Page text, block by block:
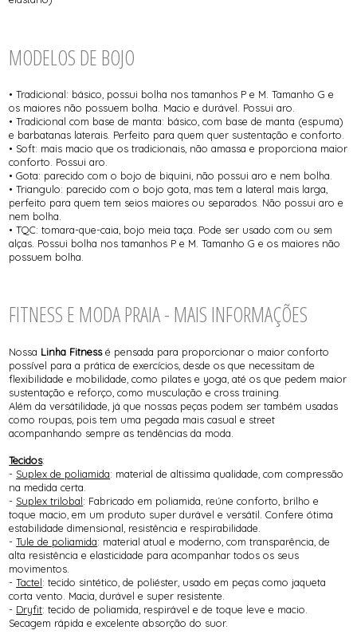
MODELOS DE BOJO
• Tradicional: básico, possui bolha nos tamanhos P e M. Tamanho G e
os maiores não possuem bolha. Macio e durável. Possui aro.
• Tradicional com base de manta: básico, com base de manta (espuma)
e barbatanas laterais. Perfeito para quem quer sustentação e conforto.
• Soft: mais macio que os tradicionais, não amassa e proporciona maior
conforto. Possui aro.
• Gota: parecido com o bojo de biquini, não possui aro e nem bolha.
• Triangulo: parecido com o bojo gota, mas tem a lateral mais larga,
perfeito para quem tem seios maiores ou separados. Não possui aro e
nem bolha.
• TQC: tomara-que-caia, bojo meia taça. Pode ser usado com ou sem
alças. Possui bolha nos tamanhos P e M. Tamanho G e os maiores não
possuem bolha.
FITNESS E MODA PRAIA - MAIS INFORMAÇÕES
Nossa Linha Fitnessé pensada para proporcionar o maior conforto
possível para a prática de exercícios, desde os que necessitam de
flexibilidade e mobilidade, como pilates e yoga, até os que pedem maior
sustentação e reforço, como musculação e cross training.
Além da versátilidade, já que nossas peças podem ser também usadas
como roupas, pois tem uma pegada mais casual e street
acompanhando sempre as tendências da moda.
Tecidos:
- Suplex de poliamida: material de altissima qualidade, com compressão
na medida certa.
- Suplex trilobal: Fabricado em poliamida, reúne conforto, brilho e
toque macio, em um produto super durável e versátil. Confere ótima
estabilidade dimensional, resistência e respirabilidade.
-Tule de poliamida: material atual e moderno, com transparência, de
alta resistência e elasticidade para acompanhar todos os seus
movimentos.
-Tactel: tecido sintético, de poliéster, usado em peças como jaqueta
corta vento. Macia, durável e super resistente.
- Dryfit: tecido de poliamida, respirável e de toque leve e macio.
Secagem rápida e excelente absorção do suor.